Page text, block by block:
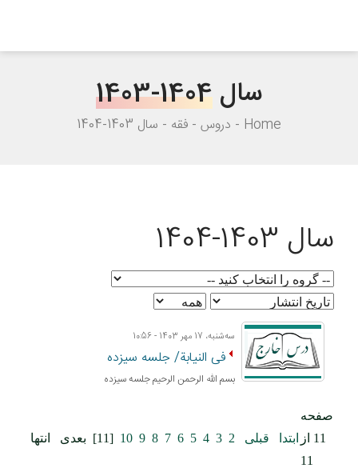
سال1403-1404
Home دروس فقه سال 1403-1404
سال 1403-1404
ﺳﻪشنبه، 17 مهر 1403 - 10:56
فی النیابة/ جلسه سیزده
بسم الله الرحمن الرحيم جلسه سیزده
صفحه
11 از
11
ابتدا قبلی 2
3
4
5
6
7
8
9
10
[11] بعدی انتها